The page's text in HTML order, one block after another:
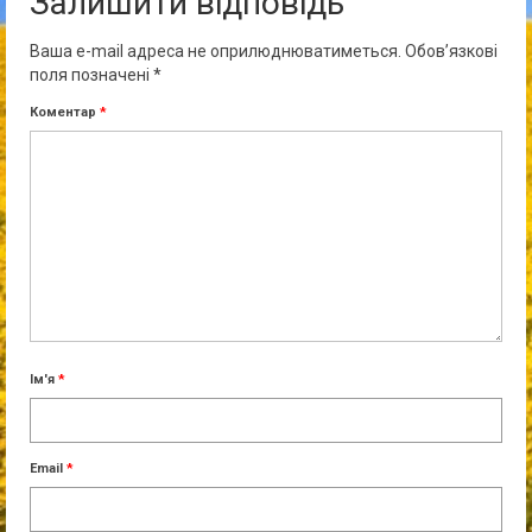
Ваша e-mail адреса не оприлюднюватиметься. Обов’язкові
поля позначені *
Коментар *
Ім'я *
Email *